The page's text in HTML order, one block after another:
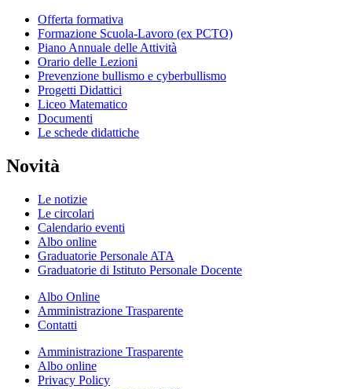
Offerta formativa
Formazione Scuola-Lavoro (ex PCTO)
Piano Annuale delle Attività
Orario delle Lezioni
Prevenzione bullismo e cyberbullismo
Progetti Didattici
Liceo Matematico
Documenti
Le schede didattiche
Novità
Le notizie
Le circolari
Calendario eventi
Albo online
Graduatorie Personale ATA
Graduatorie di Istituto Personale Docente
Albo Online
Amministrazione Trasparente
Contatti
Amministrazione Trasparente
Albo online
Privacy Policy